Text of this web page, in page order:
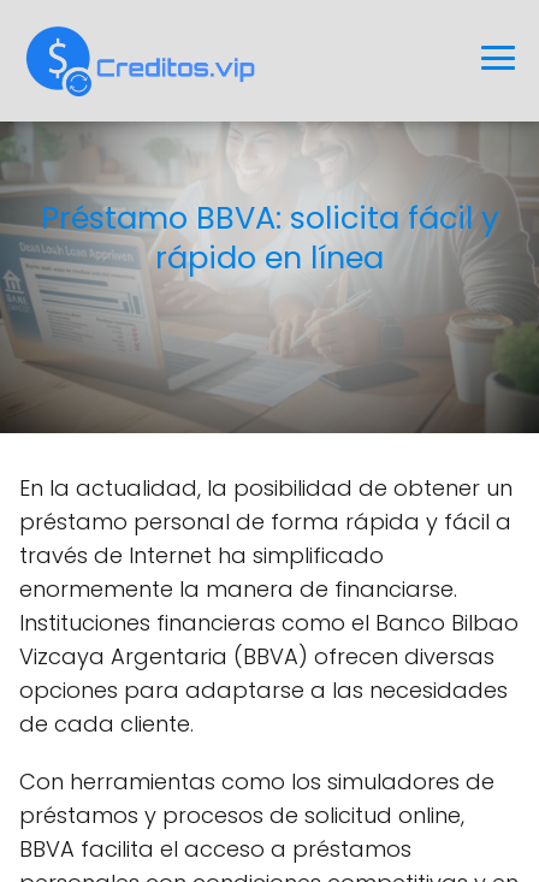
Préstamo BBVA: solicita fácil y
rápido en línea
En la actualidad, la posibilidad de obtener un
préstamo personal de forma rápida y fácil a
través de Internet ha simplificado
enormemente la manera de financiarse.
Instituciones financieras como el Banco Bilbao
Vizcaya Argentaria (BBVA) ofrecen diversas
opciones para adaptarse a las necesidades
de cada cliente.
Con herramientas como los simuladores de
préstamos y procesos de solicitud online,
BBVA facilita el acceso a préstamos